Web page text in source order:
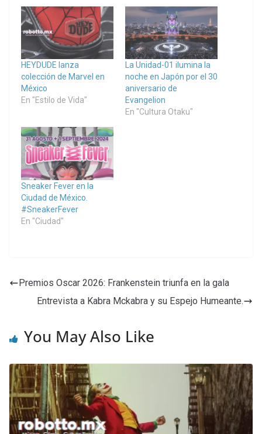
HEYDUDE lanza
colección de Marvel en
México
En "Estilo de Vida"
La Unidad-01 ilumina la
noche en Japón por el 30
aniversario de
Evangelion
En "Cultura Otaku"
Sneaker Fever en la
Ciudad de México.
#SneakerFever
En "Ciudad"
Premios Oscar 2026: Frankenstein triunfa en la gala
Entrevista a Kabra Mckabra y su Espejo Humeante.
You May Also Like